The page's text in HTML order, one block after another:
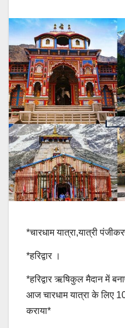
*चारधाम यात्रा,यात्री
*हरिद्वार ।
*हरिद्वार ऋषिकुल मैदान में
आज चारधाम यात्रा के लिए
कराया*